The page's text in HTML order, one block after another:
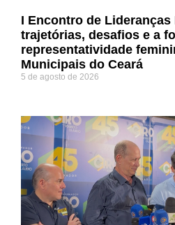
I Encontro de
trajetórias, desafios e a
representatividade
Municipais do Ceará
5 de agosto de 2026